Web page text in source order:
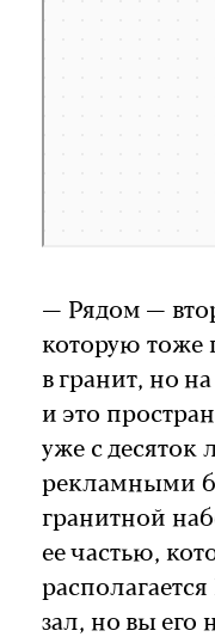
— Рядом —
которую тоже
в гранит, но
и это
уже с десяток
рекламными
гранитной
ее частью,
зал, но вы его